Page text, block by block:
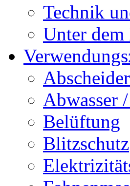
Technik
Unter dem
Abscheider
Abwasser
Belüftung
Blitzschutz